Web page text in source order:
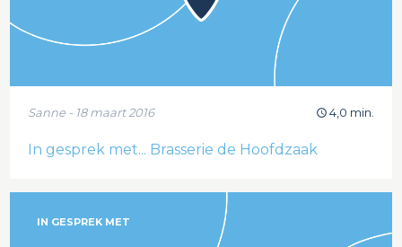
Sanne - 18 maart 2016 4,0 min.
In gesprek met... Brasserie de Hoofdzaak
IN GESPREK MET